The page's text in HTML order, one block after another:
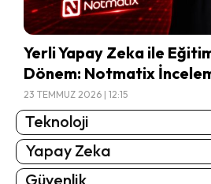
Yerli Yapay Zeka ile
Dönem: Notmatix
23 TEMMUZ 2026 | 12:15
Teknoloji
Yapay Zeka
Güvenlik